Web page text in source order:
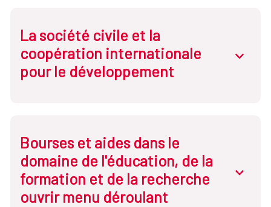
La société civile et la
coopération internationale
pour le développement
Bourses et aides dans le
domaine de l'éducation, de la
formation et de la recherche
ouvrir menu déroulant